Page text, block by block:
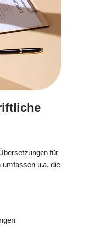
für
umfassen u.a. die